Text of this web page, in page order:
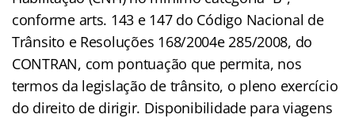
conforme arts. 143 e 147 do Código Nacional de
Trânsito e Resoluções 168/2004e 285/2008, do
CONTRAN, com pontuação que permita, nos
termos da legislação de trânsito, o pleno exercício
do direito de dirigir. Disponibilidade para viagens